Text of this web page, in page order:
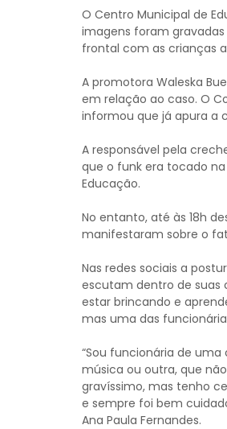
O Centro Municipal de
imagens foram
frontal com as crianças
A promotora Waleska
em relação ao caso. O
informou que já apura a
A responsável pela
que o funk era tocado
Educação.
No entanto, até às 18h
manifestaram sobre o
Nas redes sociais a
escutam dentro de suas
estar brincando e
mas uma das
“Sou funcionária de
música ou outra, que
gravíssimo, mas tenho
e sempre foi bem
Ana Paula Fernandes.